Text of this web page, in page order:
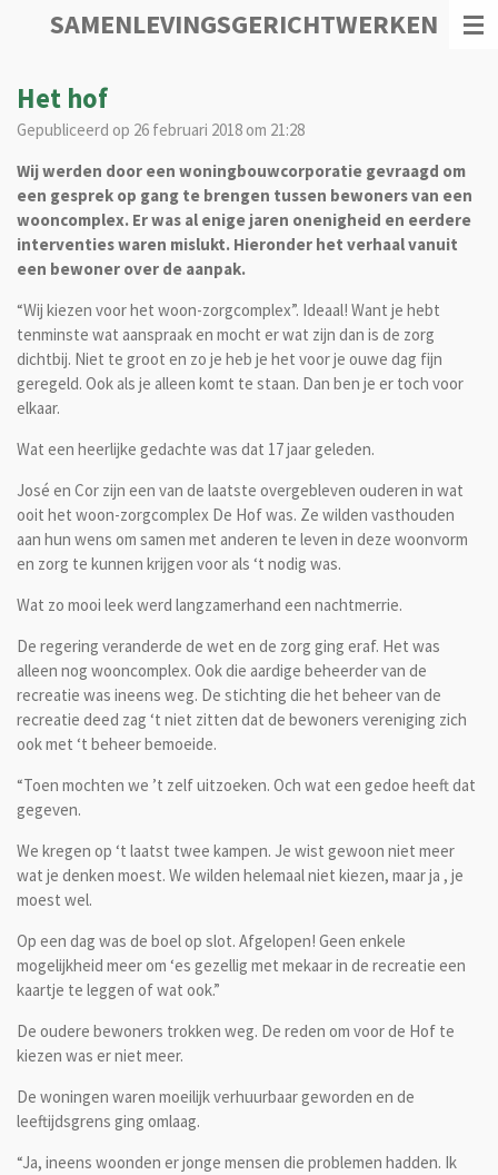
de
hoofdinhoud
SAMENLEVINGSGERICHTWERKEN
Het hof
Gepubliceerd op 26 februari 2018 om 21:28
Wij werden door een woningbouwcorporatie gevraagd om
een gesprek op gang te brengen tussen bewoners van een
wooncomplex. Er was al enige jaren onenigheid en eerdere
interventies waren mislukt. Hieronder het verhaal vanuit
een bewoner over de aanpak.
“Wij kiezen voor het woon-zorgcomplex”. Ideaal! Want je hebt
tenminste wat aanspraak en mocht er wat zijn dan is de zorg
dichtbij. Niet te groot en zo je heb je het voor je ouwe dag fijn
geregeld. Ook als je alleen komt te staan. Dan ben je er toch voor
elkaar.
Wat een heerlijke gedachte was dat 17 jaar geleden.
José en Cor zijn een van de laatste overgebleven ouderen in wat
ooit het woon-zorgcomplex De Hof was. Ze wilden vasthouden
aan hun wens om samen met anderen te leven in deze woonvorm
en zorg te kunnen krijgen voor als ‘t nodig was.
Wat zo mooi leek werd langzamerhand een nachtmerrie.
De regering veranderde de wet en de zorg ging eraf. Het was
alleen nog wooncomplex. Ook die aardige beheerder van de
recreatie was ineens weg. De stichting die het beheer van de
recreatie deed zag ‘t niet zitten dat de bewoners vereniging zich
ook met ‘t beheer bemoeide.
“Toen mochten we ’t zelf uitzoeken. Och wat een gedoe heeft dat
gegeven.
We kregen op ‘t laatst twee kampen. Je wist gewoon niet meer
wat je denken moest. We wilden helemaal niet kiezen, maar ja , je
moest wel.
Op een dag was de boel op slot. Afgelopen! Geen enkele
mogelijkheid meer om ‘es gezellig met mekaar in de recreatie een
kaartje te leggen of wat ook.”
De oudere bewoners trokken weg. De reden om voor de Hof te
kiezen was er niet meer.
De woningen waren moeilijk verhuurbaar geworden en de
leeftijdsgrens ging omlaag.
“Ja, ineens woonden er jonge mensen die problemen hadden. Ik